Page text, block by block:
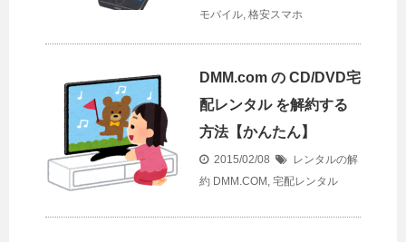
モバイル, 格安スマホ
DMM.com の CD/DVD宅
配レンタル を解約する
方法【かんたん】
2015/02/08
レンタルの解
約 DMM.COM , 宅配レンタル